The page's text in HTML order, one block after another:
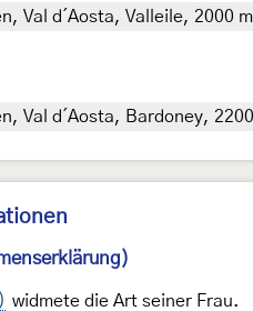
Val d´Aosta, Valleile, 2000
Val d´Aosta, Bardoney,
widmete die Art seiner Frau.